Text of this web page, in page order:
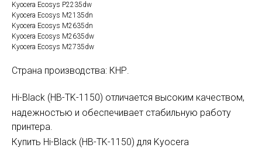
Kyocera Ecosys P2235dw
Kyocera Ecosys M2135dn
Kyocera Ecosys M2635dn
Kyocera Ecosys M2635dw
Kyocera Ecosys M2735dw
Страна производства: КНР.
Hi-Black (HB-TK-1150) отличается высоким качеством,
надежностью и обеспечивает стабильную работу
принтера.
Купить Hi-Black (HB-TK-1150) для Kyocera